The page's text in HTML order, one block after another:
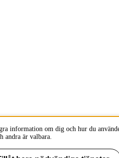
information om dig och hur du
andra är valbara.